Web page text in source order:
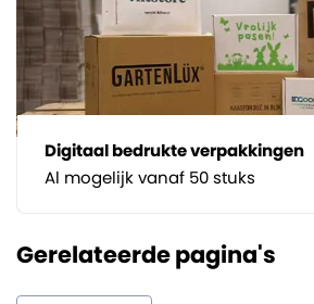
Digitaal bedrukte verpakkingen
Al mogelijk vanaf 50 stuks
Gerelateerde pagina's